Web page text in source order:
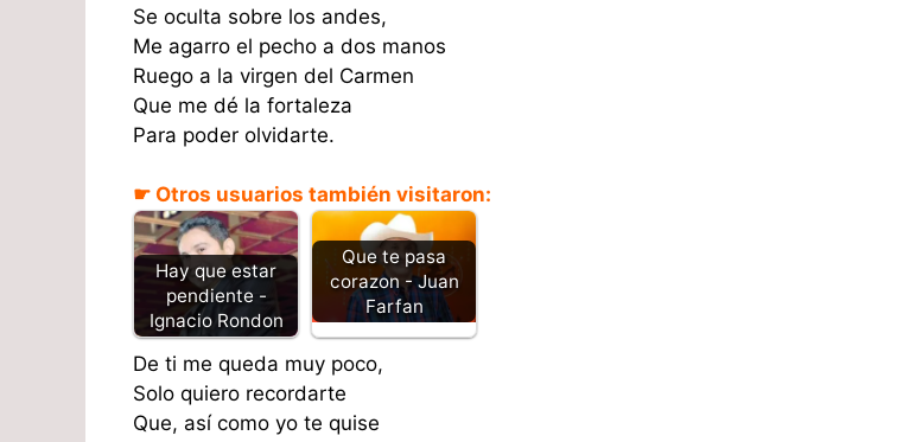
Se oculta sobre los andes,
Me agarro el pecho a dos manos
Ruego a la virgen del Carmen
Que me dé la fortaleza
Para poder olvidarte.
☛ Otros usuarios también visitaron:
Hay que estar
pendiente -
Ignacio Rondon
Que te pasa
corazon - Juan
Farfan
De ti me queda muy poco,
Solo quiero recordarte
Que, así como yo te quise